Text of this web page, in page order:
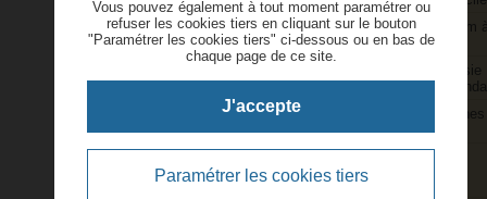
Vous pouvez également à tout moment paramétrer ou
refuser les cookies tiers en cliquant sur le bouton
"Paramétrer les cookies tiers" ci-dessous ou en bas de
chaque page de ce site.
J'accepte
Paramétrer les cookies tiers
Animatrice webcam
domicile
Assistants de saisie
comptable
Couture et
domicile
Couturières et
retoucheuses
indépendantes